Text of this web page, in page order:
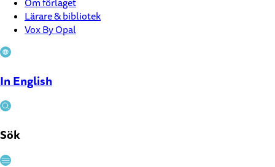
Om förlaget
Lärare & bibliotek
Vox By Opal
In English
Sök
Stäng